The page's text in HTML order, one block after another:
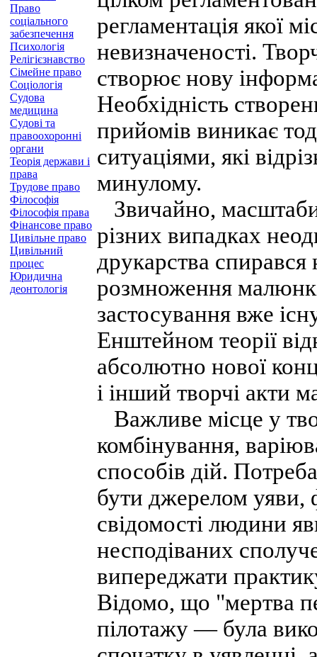
Право
соціального
забезпечення
Психологія
Релігієзнавство
Сімейне право
Соціологія
Судова
медицина
Судові та
правоохоронні
органи
Теорія держави і
права
Трудове право
Філософія
Філософія права
Фінансове право
Цивільне право
Цивільний
процес
Юридична
деонтологія
регламентація якої
невизначеності.
створює нову
Необхідність
прийомів виникає
ситуаціями, які
минулому.
Звичайно,
різних випадках
друкарства
розмноження
застосування вже
Енштейном теорії
абсолютно нової
і інший творчі акти
Важливе місце у
комбінування,
способів дій.
бути джерелом уяви,
свідомості людини
несподіваних
випереджати
Відомо, що "мертва
пілотажу — була